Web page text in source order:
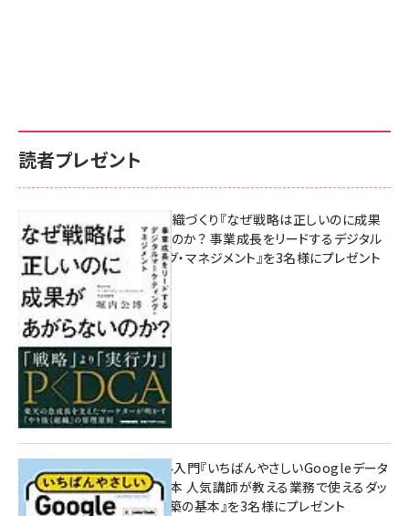
読者プレゼント
成果を生む組織づくり『なぜ戦略は正しいのに成果
があがらないのか？ 事業成長をリードするデジタル
マーケティング・マネジメント』を3名様にプレゼント
10:00
無料BIツール入門『いちばんやさしいGoogleデータ
ポータルの教本 人気講師が教える業務で使えるダッ
シュボード構築の基本』を3名様にプレゼント